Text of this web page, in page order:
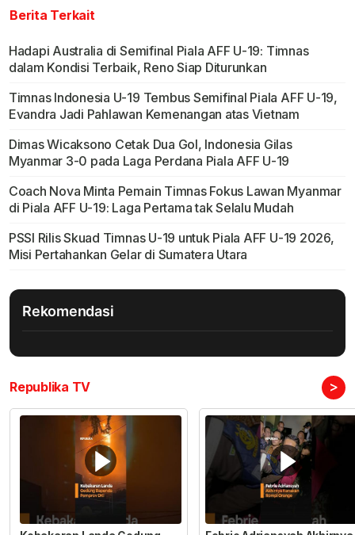
Berita Terkait
Hadapi Australia di Semifinal Piala AFF U-19: Timnas
dalam Kondisi Terbaik, Reno Siap Diturunkan
Timnas Indonesia U-19 Tembus Semifinal Piala AFF U-19,
Evandra Jadi Pahlawan Kemenangan atas Vietnam
Dimas Wicaksono Cetak Dua Gol, Indonesia Gilas
Myanmar 3-0 pada Laga Perdana Piala AFF U-19
Coach Nova Minta Pemain Timnas Fokus Lawan Myanmar
di Piala AFF U-19: Laga Pertama tak Selalu Mudah
PSSI Rilis Skuad Timnas U-19 untuk Piala AFF U-19 2026,
Misi Pertahankan Gelar di Sumatera Utara
Rekomendasi
Republika TV >